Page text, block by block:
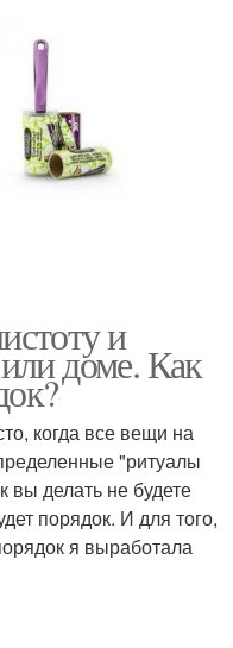
и
доме. Как
когда все вещи на
"ритуалы
вы делать не будете
порядок. И для того,
я выработала